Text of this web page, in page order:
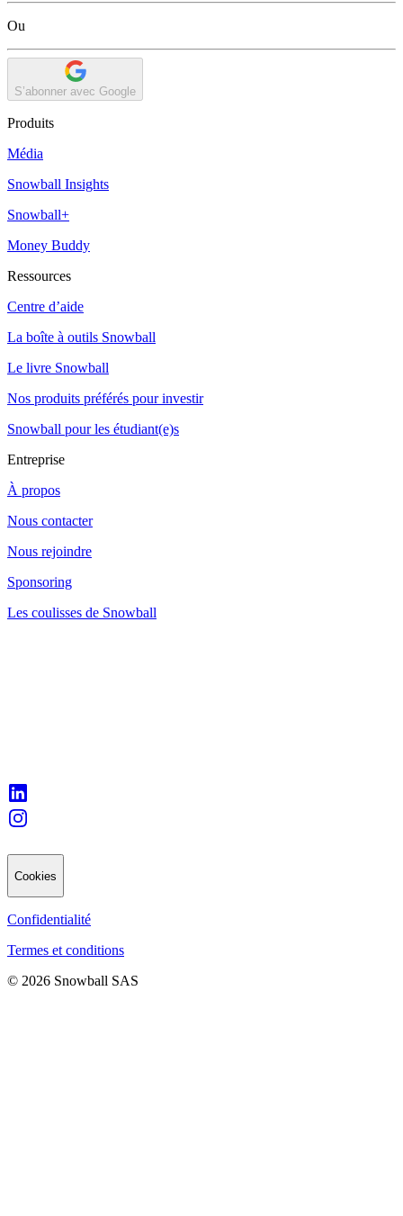
Ou
S’abonner avec Google
Produits
Média
Snowball Insights
Snowball+
Money Buddy
Ressources
Centre d’aide
La boîte à outils Snowball
Le livre Snowball
Nos produits préférés pour investir
Snowball pour les étudiant(e)s
Entreprise
À propos
Nous contacter
Nous rejoindre
Sponsoring
Les coulisses de Snowball
Cookies
Confidentialité
Termes et conditions
© 2026 Snowball SAS